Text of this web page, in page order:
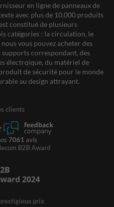
en ligne de panneaux de
avec plus de 10.000 produits
constitué de plusieurs
catégories : la circulation, le
vous pouvez acheter des
supports correspondant, des
électrqique, du matériel de
de sécurité pour le monde
au design attrayant.
clients
7061 avis
B2B Award
prix